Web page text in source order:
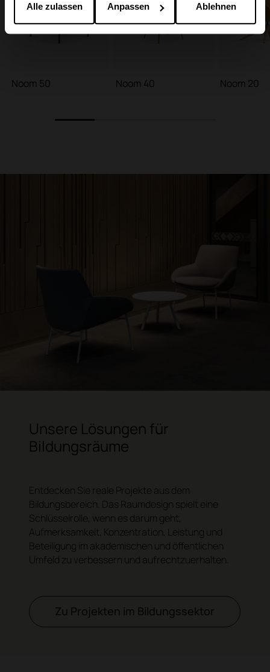
gesammelt haben.
Alle zulassen Anpassen Ablehnen
Noom 50 Noom 40 Noom 20
Unsere Lösungen für
Bildungsräume
Entdecken Sie reale Projekte aus dem
Bildungsbereich. Das Raumdesign spielt eine
Schlüsselrolle, wenn es darum geht,
Aufmerksamkeit, Konzentration, Leistung und
Beteiligung im akademischen und öffentlichen
Umfeld zu verbessern und aufrechtzuerhalten.
Zu Projekten im Bildungssektor